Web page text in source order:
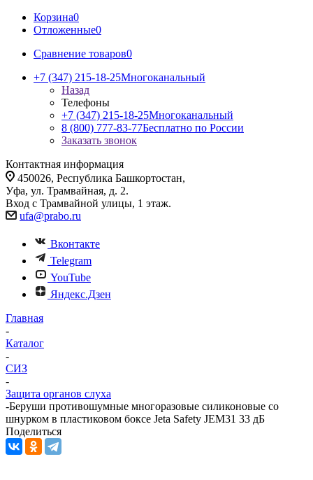
Корзина0
Отложенные0
Сравнение товаров0
+7 (347) 215-18-25Многоканальный
Назад
Телефоны
+7 (347) 215-18-25Многоканальный
8 (800) 777-83-77Бесплатно по России
Заказать звонок
Контактная информация
450026, Республика Башкортостан,
Уфа, ул. Трамвайная, д. 2.
Вход с Трамвайной улицы, 1 этаж.
ufa@prabo.ru
Вконтакте
Telegram
YouTube
Яндекс.Дзен
Главная
-
Каталог
-
СИЗ
-
Защита органов слуха
-Беруши противошумные многоразовые силиконовые со
шнурком в пластиковом боксе Jeta Safety JEM31 33 дБ
Поделиться